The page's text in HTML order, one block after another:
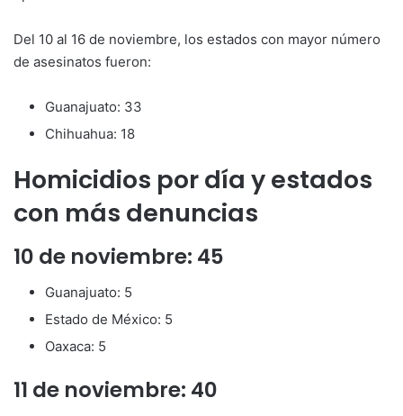
Del 10 al 16 de noviembre, los estados con mayor número
de asesinatos fueron:
Guanajuato: 33
Chihuahua: 18
Homicidios por día y estados
con más denuncias
10 de noviembre: 45
Guanajuato: 5
Estado de México: 5
Oaxaca: 5
11 de noviembre: 40